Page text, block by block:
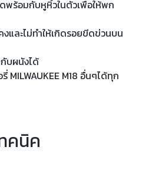
พร้อมกับหูหิ้วในตัวเพื่อให้พก
และไม่ทำให้เกิดรอยขีดข่วนบน
บผนังได้
MILWAUKEE M18 อื่นๆได้ทุก
คนิค